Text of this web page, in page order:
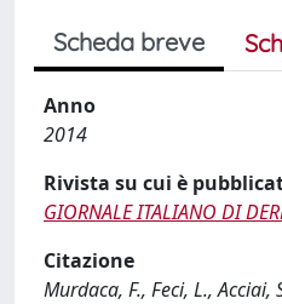
Scheda breve
Anno
2014
Rivista su cui è
GIORNALE ITALIANO DI
Citazione
Murdaca, F., Feci, L.,